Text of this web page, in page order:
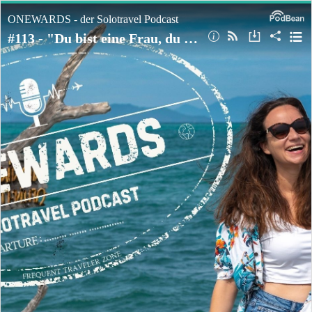
ONEWARDS - der Solotravel Podcast
#113 - "Du bist eine Frau, du kannst das nicht" – 17.000 km mit dem Fahrrad allein durch Afrika.